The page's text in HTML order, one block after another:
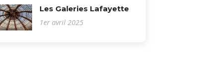
Les Galeries Lafayette
1er avril 2025